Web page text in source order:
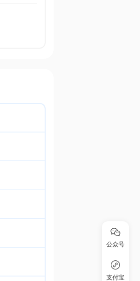
公众号
支付宝